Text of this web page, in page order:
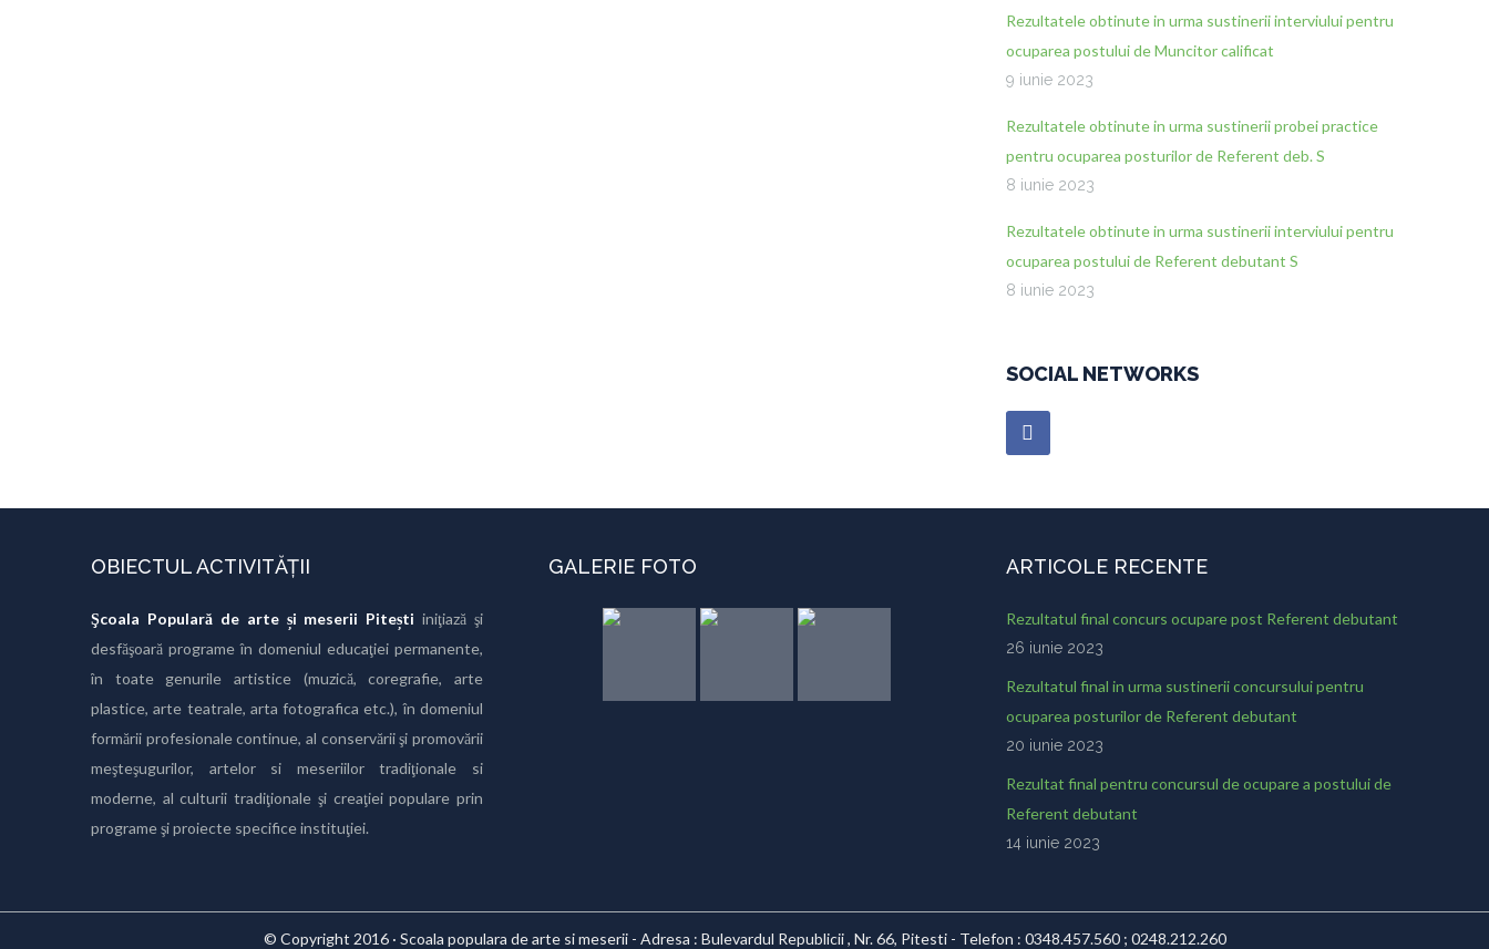
Rezultatele obtinute in urma sustinerii interviului pentru
ocuparea postului de Muncitor calificat
9 iunie 2023
Rezultatele obtinute in urma sustinerii probei practice
pentru ocuparea posturilor de Referent deb. S
8 iunie 2023
Rezultatele obtinute in urma sustinerii interviului pentru
ocuparea postului de Referent debutant S
8 iunie 2023
SOCIAL NETWORKS
OBIECTUL ACTIVITĂȚII
Şcoala Populară de arte și meserii Pitești iniţiază şi
desfăşoară programe în domeniul educaţiei permanente,
în toate genurile artistice (muzică, coregrafie, arte
plastice, arte teatrale, arta fotografica etc.), în domeniul
formării profesionale continue, al conservării şi promovării
meşteşugurilor, artelor si meseriilor tradiţionale si
moderne, al culturii tradiţionale şi creaţiei populare prin
programe şi proiecte specifice instituţiei.
GALERIE FOTO ARTICOLE RECENTE
Rezultatul final concurs ocupare post Referent debutant
26 iunie 2023
Rezultatul final in urma sustinerii concursului pentru
ocuparea posturilor de Referent debutant
20 iunie 2023
Rezultat final pentru concursul de ocupare a postului de
Referent debutant
14 iunie 2023
© Copyright 2016 · Scoala populara de arte si meserii - Adresa : Bulevardul Republicii , Nr. 66, Pitesti - Telefon : 0348.457.560 ; 0248.212.260